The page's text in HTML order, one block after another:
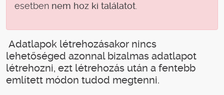
esetben nem hoz ki találatot
Adatlapok létrehozásakor nincs
lehetőséged azonnal bizalmas adatlapot
létrehozni, ezt létrehozás után a fentebb
említett módon tudod megtenni.